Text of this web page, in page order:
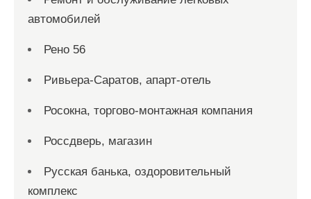
автомобилей
Рено 56
Ривьера-Саратов, апарт-отель
Росокна, торгово-монтажная компания
Россдверь, магазин
Русская банька, оздоровительный
комплекс